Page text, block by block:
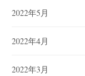
2022年5月
2022年4月
2022年3月